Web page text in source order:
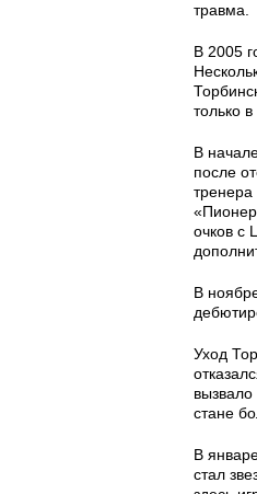
травма.
В 2005
только
В
после
очков с
В
Уход
стане
В
стал